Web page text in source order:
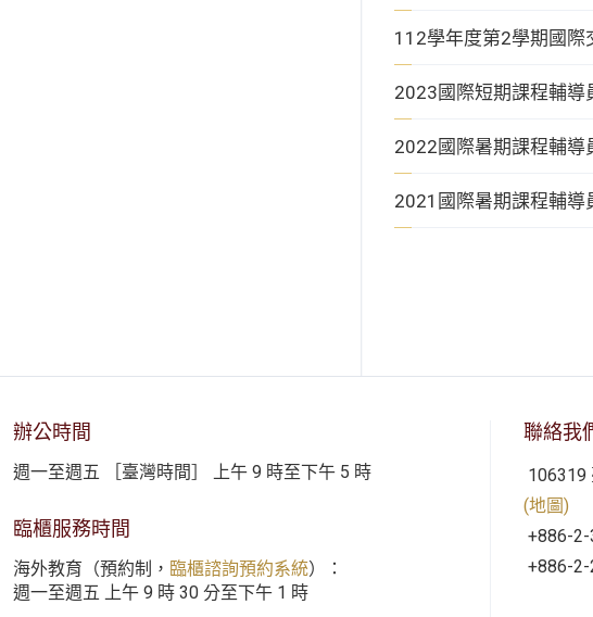
112學年度第2學期國際
2023國際短期課程輔導
2022國際暑期課程輔導
2021國際暑期課程輔導
辦公時間
週一至週五 ［臺灣時間］ 上午 9 時至下午 5 時
臨櫃服務時間
海外教育（預約制， 臨櫃諮詢預約系統）：
週一至週五 上午 9 時 30 分至下午 1 時
聯絡我
106319
(地圖)
+886-
+886-